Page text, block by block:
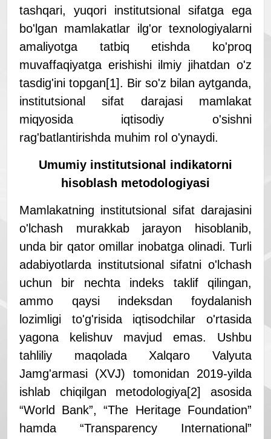
tashqari, yuqori institutsional sifatga ega
bo'lgan mamlakatlar ilg'or texnologiyalarni
amaliyotga tatbiq etishda ko'proq
muvaffaqiyatga erishishi ilmiy jihatdan o'z
tasdig'ini topgan[1]. Bir so'z bilan aytganda,
institutsional sifat darajasi mamlakat
miqyosida iqtisodiy o'sishni
rag'batlantirishda muhim rol o'ynaydi.
Umumiy institutsional indikatorni
hisoblash metodologiyasi
Mamlakatning institutsional sifat darajasini
o'lchash murakkab jarayon hisoblanib,
unda bir qator omillar inobatga olinadi. Turli
adabiyotlarda institutsional sifatni o'lchash
uchun bir nechta indeks taklif qilingan,
ammo qaysi indeksdan foydalanish
lozimligi to'g'risida iqtisodchilar o'rtasida
yagona kelishuv mavjud emas. Ushbu
tahliliy maqolada Xalqaro Valyuta
Jamg'armasi (XVJ) tomonidan 2019-yilda
ishlab chiqilgan metodologiya[2]
asosida
“World Bank”, “The Heritage Foundation”
hamda “Transparency International”